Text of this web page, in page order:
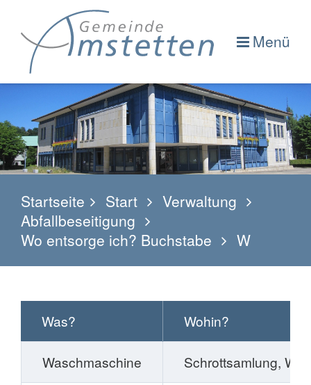
Menü
Startseite Start
Verwaltung
Abfallbeseitigung
Wo entsorge ich? Buchstabe
W
Was? Wohin?
Waschmaschine Schrottsamlung,